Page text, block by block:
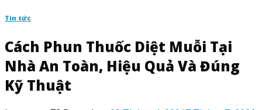
Tin tức
Cách Phun Thuốc Diệt Muỗi Tại
Nhà An Toàn, Hiệu Quả Và Đúng
Kỹ Thuật